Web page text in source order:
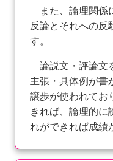
また、論理関係
反論とそれへの反
す。
論説文・評論文
主張・具体例が書
譲歩が使われてお
きれば、論理的に
れができれば成績